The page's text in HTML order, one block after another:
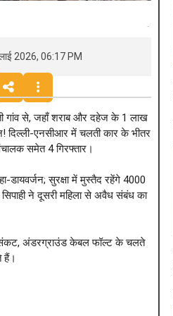
2026, 06:17 PM
गांव से, जहाँ शराब और दहेज के ₹1 लाख
दिल्ली-एनसीआर में चलती कार के भीतर
समेत 4 गिरफ्तार।
डायवर्जन; सुरक्षा में मुस्तैद रहेंगे 4000
सिपाही ने दूसरी महिला से अवैध संबंध का
संकट, अंडरग्राउंड केबल फॉल्ट के चलते
हैं।